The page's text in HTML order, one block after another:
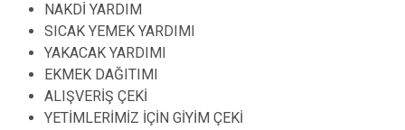
NAKDİ YARDIM
SICAK YEMEK YARDIMI
YAKACAK YARDIMI
EKMEK DAĞITIMI
ALIŞVERİŞ ÇEKİ
YETİMLERİMİZ İÇİN GİYİM ÇEKİ